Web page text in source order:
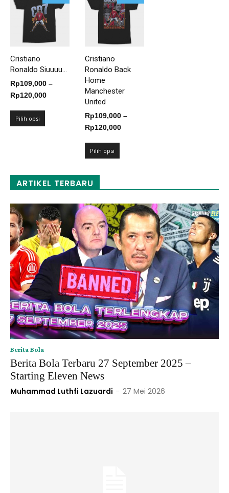
Cristiano
Ronaldo Siuuuu...
Rp109,000 –
Rp120,000Rentang
Pilih opsi
Cristiano
Ronaldo Back
Home
Manchester
United
Rp109,000 –
Rp120,000Rentang
Pilih opsi
ARTIKEL TERBARU
Berita Bola
Berita Bola Terbaru 27 September 2025 –
Starting Eleven News
Muhammad Luthfi Lazuardi - 27 Mei 2026